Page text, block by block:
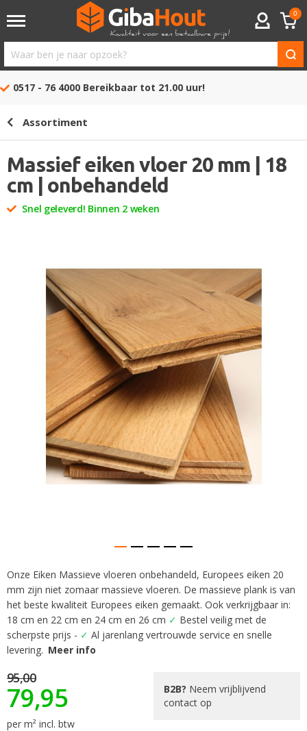
ACCOUNT
0
Waar
ben
opzoek?
0517 - 76 4000 Bereikbaar tot 21.00 uur!
Assortiment
Massief eiken vloer 20 mm | 18
cm | onbehandeld
Snel geleverd! Binnen 2 weken
afbeeldingen-
Ga
naar
het
begin
van
de
afbeeldingen-
gallerij
Onze Eiken Massieve vloeren onbehandeld, Europees eiken 20
mm zijn niet zomaar massieve vloeren. De massieve plank is van
het beste kwaliteit Europees eiken gemaakt. Ook verkrijgbaar in:
18 cm en 22 cm en 24 cm en 26 cm ✓ Bestel veilig met de
scherpste prijs - ✓ Al jarenlang vertrouwde service en snelle
levering. Meer info
95,00
79,95
per m² incl. btw
B2B? Neem vrijblijvend
contact op